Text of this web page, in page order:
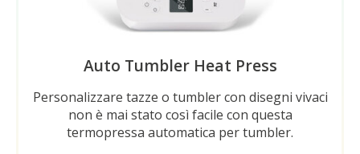
Auto Tumbler Heat Press
Personalizzare tazze o tumbler con disegni vivaci
non è mai stato così facile con questa
termopressa automatica per tumbler.